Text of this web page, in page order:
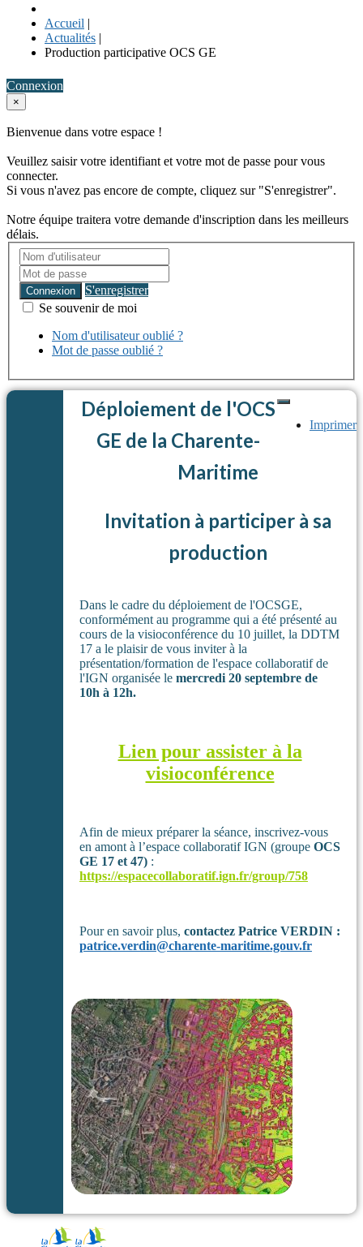
Accueil |
Actualités |
Production participative OCS GE
Connexion
×
Bienvenue dans votre espace !
Veuillez saisir votre identifiant et votre mot de passe pour vous
connecter.
Si vous n'avez pas encore de compte, cliquez sur "S'enregistrer".
Notre équipe traitera votre demande d'inscription dans les meilleurs
délais.
Connexion
S'enregistrer
Se souvenir de moi
Nom d'utilisateur oublié ?
Mot de passe oublié ?
Imprimer
Déploiement de l'OCS
GE de la Charente-
Maritime
Invitation à participer à sa
production
Dans le cadre du déploiement de l'OCSGE,
conformément au programme qui a été présenté au
cours de la visioconférence du 10 juillet, la DDTM
17 a le plaisir de vous inviter à la
présentation/formation de l'espace collaboratif de
l'IGN organisée le mercredi 20 septembre de
10h à 12h.
Lien pour assister à la
visioconférence
Afin de mieux préparer la séance, inscrivez-vous
en amont à l’espace collaboratif IGN (groupe OCS
GE 17 et 47) :
https://espacecollaboratif.ign.fr/group/758
Pour en savoir plus, contactez Patrice VERDIN :
patrice.verdin@charente-maritime.gouv.fr